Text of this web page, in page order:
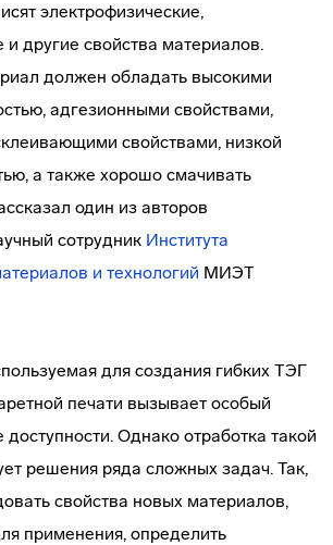
электрофизические,
и другие свойства материалов.
должен обладать высокими
адгезионными свойствами,
свойствами, низкой
а также хорошо смачивать
один из авторов
сотрудник Института
и технологий МИЭТ
для создания гибких ТЭГ
печати вызывает особый
доступности. Однако отработка такой
решения ряда сложных задач. Так,
свойства новых материалов,
применения, определить